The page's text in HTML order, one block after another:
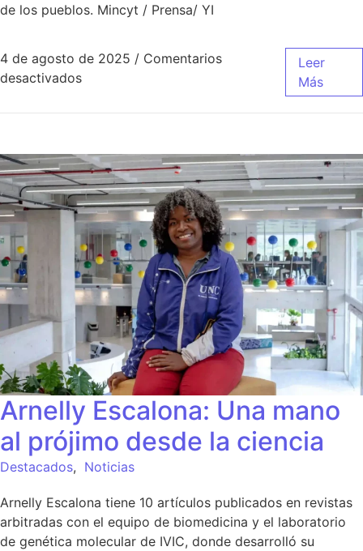
de los pueblos. Mincyt / Prensa/ YI
4 de agosto de 2025 / Comentarios
desactivados
Leer
Más
Arnelly Escalona: Una mano
al prójimo desde la ciencia
Destacados, Noticias
Arnelly Escalona tiene 10 artículos publicados en revistas
arbitradas con el equipo de biomedicina y el laboratorio
de genética molecular de IVIC, donde desarrolló su